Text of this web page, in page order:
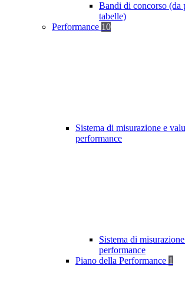
Bandi di concorso (da
tabelle)
Performance 10
Sistema di misurazione e
performance
Sistema di
performance
Piano della Performance 1